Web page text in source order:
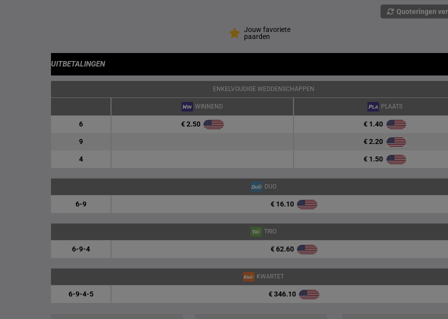
Quoteringen
Jouw favoriete
paarden
UITBETALINGEN
ENKELVOUDIGE WEDDENSCHAPPEN
WINNEND PLAATS
6 € 2.50 € 1.40
9 € 2.20
4 € 1.50
DUO
6-9 € 16.10
TRIO
6-9-4 € 62.60
KWARTET
6-9-4-5 € 346.10